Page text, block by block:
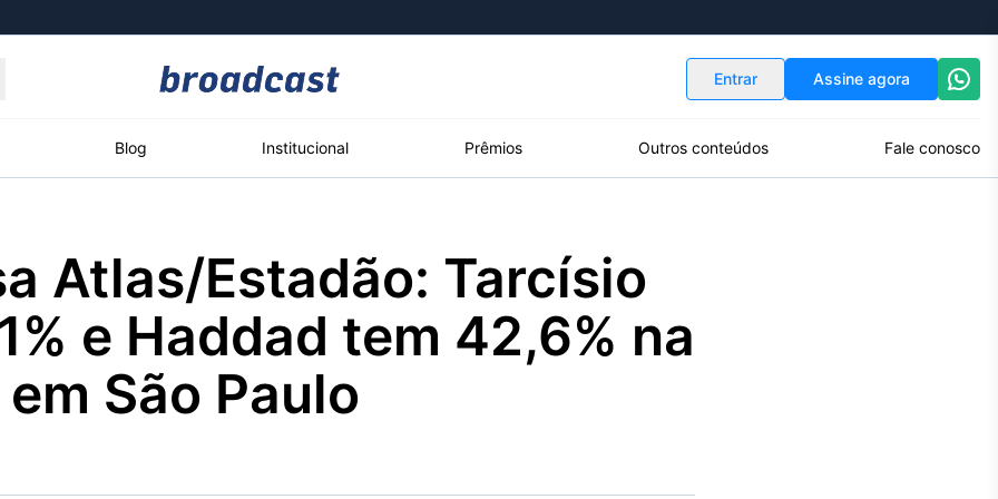
Entrar Assine agora
Blog Institucional Prêmios Outros conteúdos Fale conosco
Político
Os bastidores da
política em tempo
real
Broadcast
Energia
O setor de
energia elétrica
no Brasil
White Label
Plataforma para
conteúdos
personalizados
Atlas/Estadão: Tarcísio
e Haddad tem 42,6% na
São Paulo